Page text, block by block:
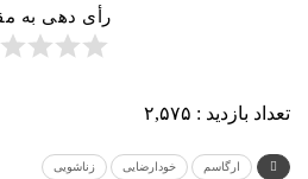
رأی دهی به
تعداد بازدید : ۲,۵۷۵
ارگاسم خودارضایی زناشویی